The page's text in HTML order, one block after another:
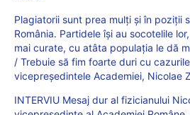
Plagiatorii sunt prea mulți și în poziții
România. Partidele își au socotelile
mai curate, cu atâta populația le dă
/ Trebuie să fim foarte duri cu
vicepreședintele Academiei, Nicolae
INTERVIU Mesaj dur al fizicianului